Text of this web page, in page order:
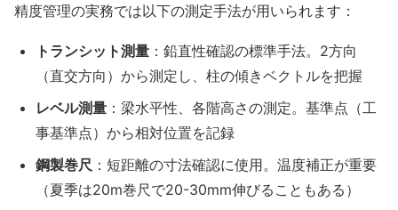
精度管理の実務では以下の測定手法が用いられます：
トランシット測量 ：鉛直性確認の標準手法。2方向
（直交方向）から測定し、柱の傾きベクトルを把握
レベル測量 ：梁水平性、各階高さの測定。基準点（工
事基準点）から相対位置を記録
鋼製巻尺 ：短距離の寸法確認に使用。温度補正が重要
（夏季は20m巻尺で20-30mm伸びることもある）